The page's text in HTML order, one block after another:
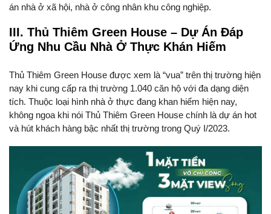
án nhà ở xã hội, nhà ở công nhân khu công nghiệp.
III. Thủ Thiêm Green House – Dự Án Đáp
Ứng Nhu Cầu Nhà Ở Thực Khán Hiếm
Thủ Thiêm Green House được xem là “vua” trên thị trường hiện
nay khi cung cấp ra thị trường 1.040 căn hộ với đa dạng diện
tích. Thuộc loại hình nhà ở thực đang khan hiếm hiện nay,
không ngoa khi nói Thủ Thiêm Green House chính là dự án hot
và hút khách hàng bậc nhất thị trường trong Quý I/2023.